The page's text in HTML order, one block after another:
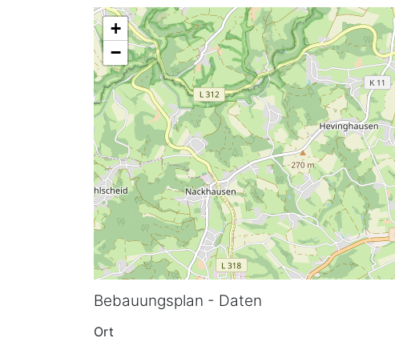
+
−
Bebauungsplan - Daten
Ort